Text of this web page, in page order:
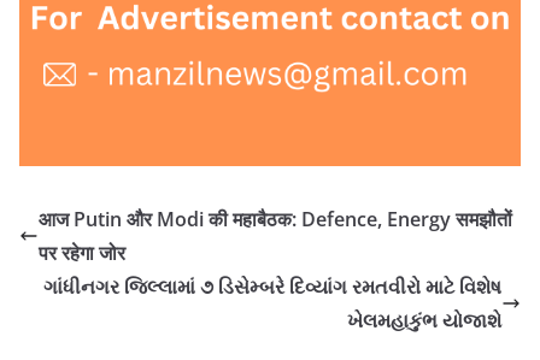
आज Putin और Modi की महाबैठक: Defence, Energy समझौतों
पर रहेगा जोर
ગાંધીનગર જિલ્લામાં ૭ ડિસેમ્બરે દિવ્યાંગ રમતવીરો માટે વિશેષ
ખેલમહાકુંભ યોજાશે